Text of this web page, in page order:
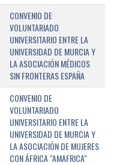
CONVENIO DE
VOLUNTARIADO
UNIVERSITARIO ENTRE LA
UNIVERSIDAD DE MURCIA Y
LA ASOCIACIÓN MÉDICOS
SIN FRONTERAS ESPAÑA
CONVENIO DE
VOLUNTARIADO
UNIVERSITARIO ENTRE LA
UNIVERSIDAD DE MURCIA Y
LA ASOCIACIÓN DE MUJERES
CON ÁFRICA "AMAFRICA"